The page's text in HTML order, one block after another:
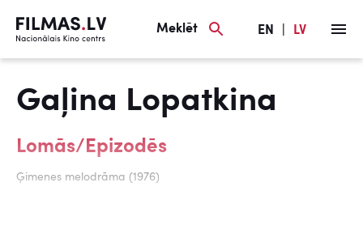
Meklēt EN LV
Gaļina Lopatkina
Lomās/Epizodēs
Ģimenes melodrāma (1976)